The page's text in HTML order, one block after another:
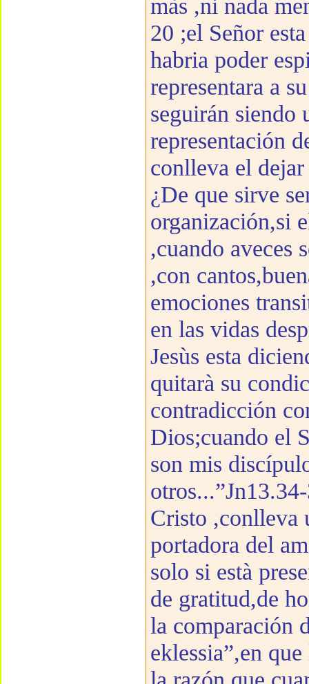
màs ,ni nada
20 ;el Señor
habria poder
representara a
seguirán siendo
representación
conlleva el
¿De que sirve
organización,si
,cuando aveces
,con
emociones
en las vidas
Jesùs esta
quitarà su
contradicción
Dios;cuando el
son mis
Cristo ,conlleva
portadora del
solo si està
de gratitud,de
la comparación
eklessia”,en